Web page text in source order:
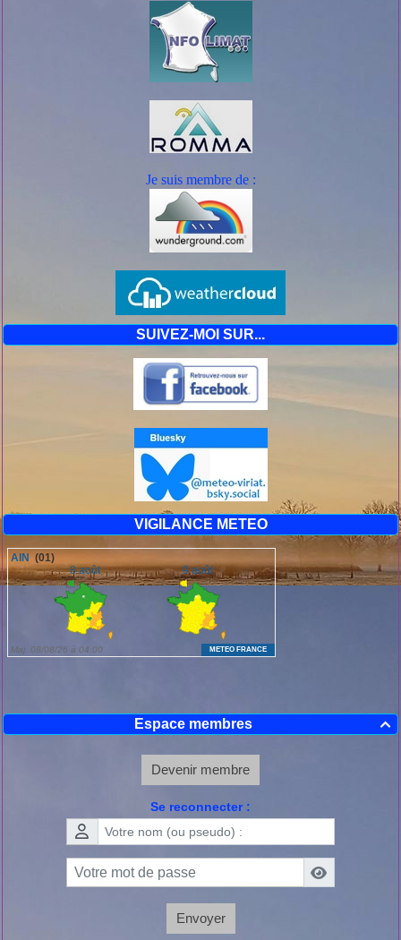
Je suis membre de :
SUIVEZ-MOI SUR...
VIGILANCE METEO

Espace membres
Devenir membre
Se reconnecter :
Envoyer